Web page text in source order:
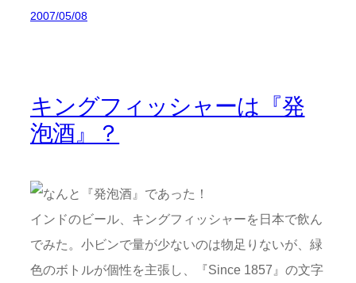
2007/05/08
キングフィッシャーは『発
泡酒』？
インドのビール、キングフィッシャーを日本で飲ん
でみた。小ビンで量が少ないのは物足りないが、緑
色のボトルが個性を主張し、『Since 1857』の文字